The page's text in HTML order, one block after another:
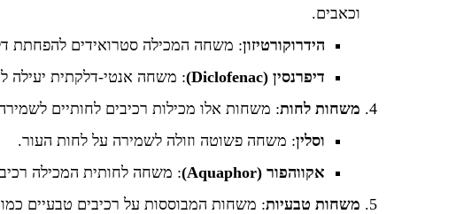
וכאבים.
הידרוקורטיזון: משחה המכילה סטרואידים להפחתת
דיפרנסין (Diclofenac)
: משחה אנטי-דלקתית יעילה
משחות לחות: משחות אלו מכילות רכיבים לחותיים
וסלין: משחה פשוטה וזולה לשמירה על לחות העור.
אקווהפור (Aquaphor)
: משחה לחותית המכילה
משחות טבעיות: משחות המבוססות על רכיבים טבעיים